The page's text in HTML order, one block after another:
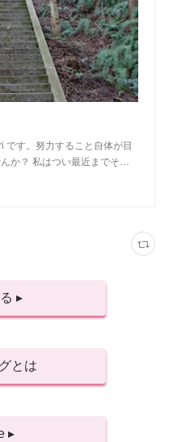
です。努力すること自体が目
か？ 私はつい最近までそ…
▸
とは
▸